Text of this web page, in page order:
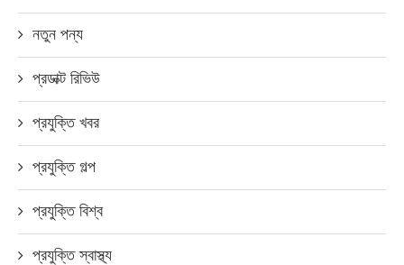
নতুন পন্য
প্রডাক্ট রিভিউ
প্রযুক্তি খবর
প্রযুক্তি গল্প
প্রযুক্তি বিশ্ব
প্রযুক্তি স্বাস্থ্য